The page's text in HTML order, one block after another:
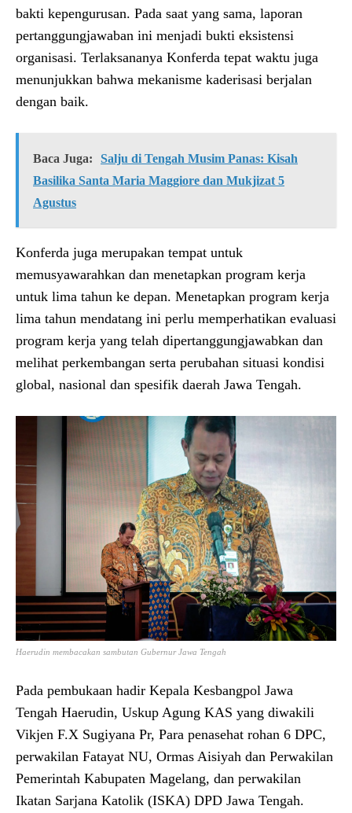
bakti kepengurusan. Pada saat yang sama, laporan
pertanggungjawaban ini menjadi bukti eksistensi
organisasi. Terlaksananya Konferda tepat waktu juga
menunjukkan bahwa mekanisme kaderisasi berjalan
dengan baik.
Baca Juga:
Salju di Tengah Musim Panas: Kisah
Basilika Santa Maria Maggiore dan Mukjizat 5
Agustus
Konferda juga merupakan tempat untuk
memusyawarahkan dan menetapkan program kerja
untuk lima tahun ke depan. Menetapkan program kerja
lima tahun mendatang ini perlu memperhatikan evaluasi
program kerja yang telah dipertanggungjawabkan dan
melihat perkembangan serta perubahan situasi kondisi
global, nasional dan spesifik daerah Jawa Tengah.
Haerudin membacakan sambutan Gubernur Jawa Tengah
Pada pembukaan hadir Kepala Kesbangpol Jawa
Tengah Haerudin, Uskup Agung KAS yang diwakili
Vikjen F.X Sugiyana Pr, Para penasehat rohan 6 DPC,
perwakilan Fatayat NU, Ormas Aisiyah dan Perwakilan
Pemerintah Kabupaten Magelang, dan perwakilan
Ikatan Sarjana Katolik (ISKA) DPD Jawa Tengah.